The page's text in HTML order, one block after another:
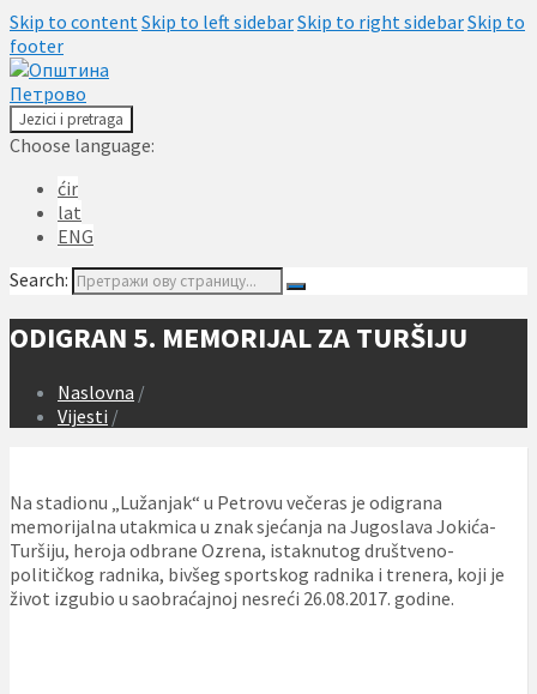
Skip to contentSkip to left sidebarSkip to right sidebarSkip to
footer
Jezici i pretraga
Choose language:
ćir
lat
ENG
Search:
ODIGRAN 5. MEMORIJAL ZA TURŠIJU
Naslovna /
Vijesti /
Na stadionu „Lužanjak“ u Petrovu večeras je odigrana
memorijalna utakmica u znak sjećanja na Jugoslava Jokića-
Turšiju, heroja odbrane Ozrena, istaknutog društveno-
političkog radnika, bivšeg sportskog radnika i trenera, koji je
život izgubio u saobraćajnoj nesreći 26.08.2017. godine.